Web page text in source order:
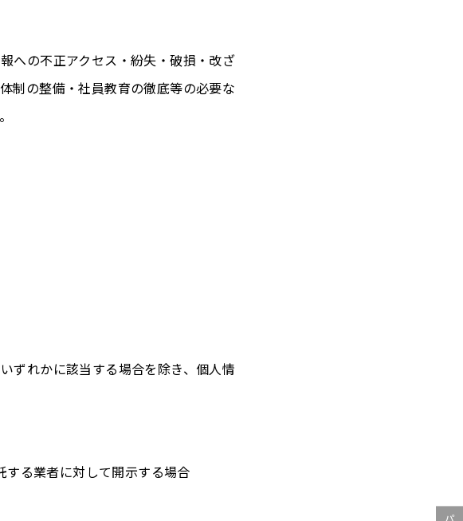
への不正アクセス・紛失・破損・改ざ
制の整備・社員教育の徹底等の必要な
ずれかに該当する場合を除き、個人情
る業者に対して開示する場合